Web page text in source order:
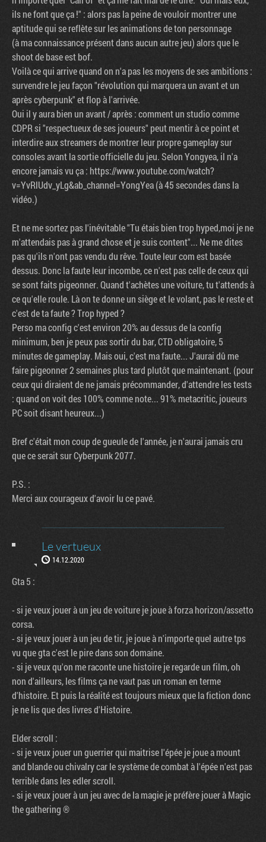
ils ne font que ça !" : alors pas la peine de vouloir montrer une
aptitude qui se reflète sur les animations de ton personnage
(à ma connaissance présent dans aucun autre jeu) alors que le
shoot de base est bof.
Voilà ce qui arrive quand on n'a pas les moyens de ses ambitions :
survendre le jeu façon "révolution qui marquera un avant et un
après cyberpunk" et flop à l'arrivée.
Oui il y aura bien un avant / après : comment un studio comme
CDPR si "respectueux de ses joueurs" peut mentir à ce point et
interdire aux streamers de montrer leur propre gameplay sur
consoles avant la sortie officielle du jeu. Selon Yongyea, il n'a
encore jamais vu ça : https://www.youtube.com/watch?
v=YvRlUdv_yLg&ab_channel=YongYea (à 45 secondes dans la
vidéo.)
Et ne me sortez pas l'inévitable "Tu étais bien trop hyped,moi je ne
m'attendais pas à grand chose et je suis content"... Ne me dites
pas qu'ils n'ont pas vendu du rêve. Toute leur com est basée
dessus. Donc la faute leur incombe, ce n'est pas celle de ceux qui
se sont faits pigeonner. Quand t'achètes une voiture, tu t'attends à
ce qu'elle roule. Là on te donne un siège et le volant, pas le reste et
c'est de ta faute ? Trop hyped ?
Perso ma config c'est environ 20% au dessus de la config
minimum, ben je peux pas sortir du bar, CTD obligatoire, 5
minutes de gameplay. Mais oui, c'est ma faute... J'aurai dû me
faire pigeonner 2 semaines plus tard plutôt que maintenant. (pour
ceux qui diraient de ne jamais précommander, d'attendre les tests
: quand on voit des 100% comme note... 91% metacritic, joueurs
PC soit disant heureux...)
Bref c'était mon coup de gueule de l'année, je n'aurai jamais cru
que ce serait sur Cyberpunk 2077.
P.S. :
Merci aux courageux d'avoir lu ce pavé.
Le vertueux
14.12.2020
Gta 5 :
- si je veux jouer à un jeu de voiture je joue à forza horizon/assetto
corsa.
- si je veux jouer à un jeu de tir, je joue à n'importe quel autre tps
vu que gta c'est le pire dans son domaine.
- si je veux qu'on me raconte une histoire je regarde un film, oh
non d'ailleurs, les films ça ne vaut pas un roman en terme
d'histoire. Et puis la réalité est toujours mieux que la fiction donc
je ne lis que des livres d'Histoire.
Elder scroll :
- si je veux jouer un guerrier qui maitrise l'épée je joue a mount
and blande ou chivalry car le système de combat à l'épée n'est pas
terrible dans les edler scroll.
- si je veux jouer à un jeu avec de la magie je préfère jouer à Magic
the gathering ®